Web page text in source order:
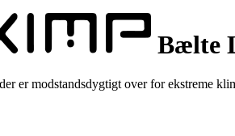
Bælte
er modstandsdygtigt over for ekstreme